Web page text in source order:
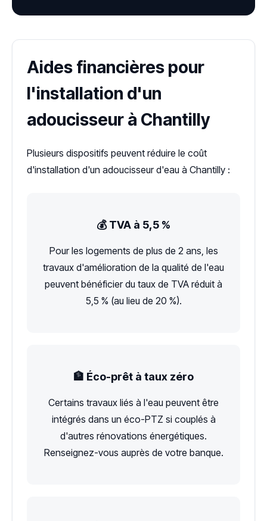
Aides financières pour
l'installation d'un
adoucisseur à Chantilly
Plusieurs dispositifs peuvent réduire le coût
d'installation d'un adoucisseur d'eau à Chantilly :
💰 TVA à 5,5 %
Pour les logements de plus de 2 ans, les
travaux d'amélioration de la qualité de l'eau
peuvent bénéficier du taux de TVA réduit à
5,5 % (au lieu de 20 %).
🏦 Éco-prêt à taux zéro
Certains travaux liés à l'eau peuvent être
intégrés dans un éco-PTZ si couplés à
d'autres rénovations énergétiques.
Renseignez-vous auprès de votre banque.